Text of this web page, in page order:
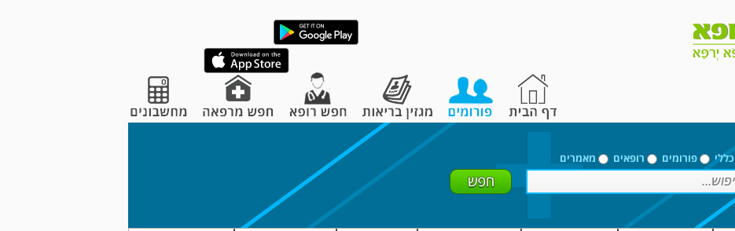
כללי פורומים רופאים מאמרים